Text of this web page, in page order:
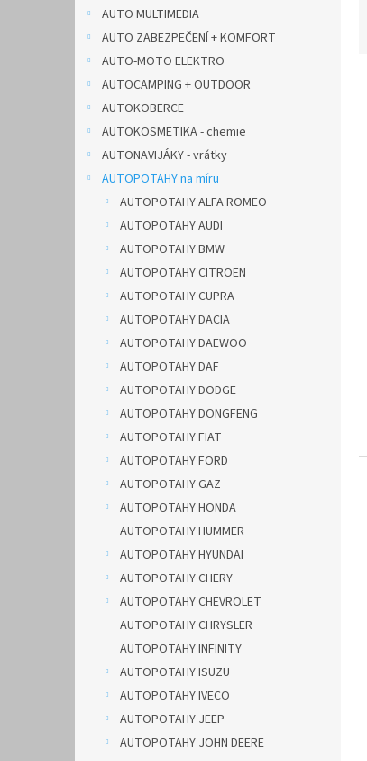
AUTO MULTIMEDIA
AUTO ZABEZPEČENÍ + KOMFORT
AUTO-MOTO ELEKTRO
AUTOCAMPING + OUTDOOR
AUTOKOBERCE
AUTOKOSMETIKA - chemie
AUTONAVIJÁKY - vrátky
AUTOPOTAHY na míru
AUTOPOTAHY ALFA ROMEO
AUTOPOTAHY AUDI
AUTOPOTAHY BMW
AUTOPOTAHY CITROEN
AUTOPOTAHY CUPRA
AUTOPOTAHY DACIA
AUTOPOTAHY DAEWOO
AUTOPOTAHY DAF
AUTOPOTAHY DODGE
AUTOPOTAHY DONGFENG
AUTOPOTAHY FIAT
AUTOPOTAHY FORD
AUTOPOTAHY GAZ
AUTOPOTAHY HONDA
AUTOPOTAHY HUMMER
AUTOPOTAHY HYUNDAI
AUTOPOTAHY CHERY
AUTOPOTAHY CHEVROLET
AUTOPOTAHY CHRYSLER
AUTOPOTAHY INFINITY
AUTOPOTAHY ISUZU
AUTOPOTAHY IVECO
AUTOPOTAHY JEEP
AUTOPOTAHY JOHN DEERE